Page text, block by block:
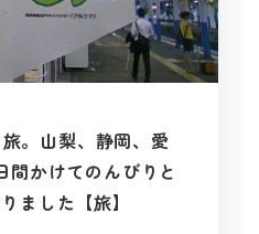
。山梨、静岡、愛
間かけてのんびりと
ました【旅】